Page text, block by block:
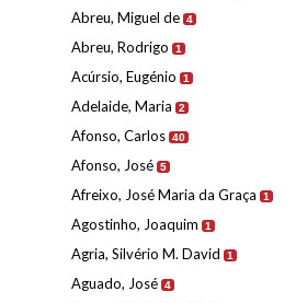
Abreu, Miguel de 4
Abreu, Rodrigo 1
Acúrsio, Eugénio 1
Adelaide, Maria 2
Afonso, Carlos 40
Afonso, José 5
Afreixo, José Maria da Graça 1
Agostinho, Joaquim 1
Agria, Silvério M. David 1
Aguado, José 4